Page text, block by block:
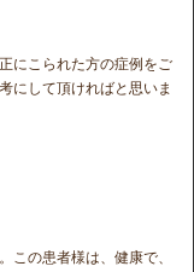
にこられた方の症例をご
にして頂ければと思いま
この患者様は、健康で、